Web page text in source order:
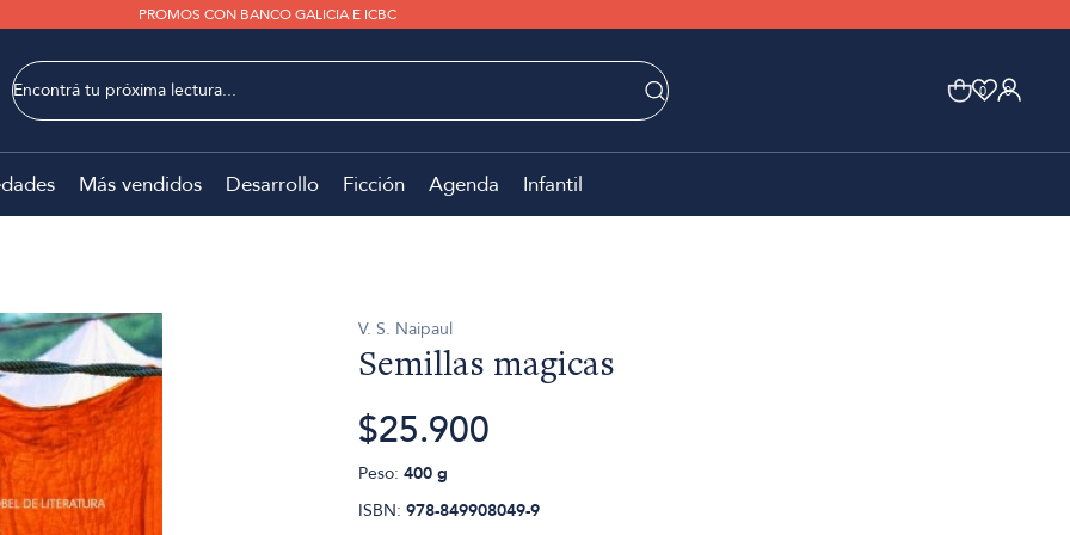
PROMOS CON BANCO GALICIA E ICBC
0 0
Más vendidos Desarrollo Ficción Agenda Infantil
V. S. Naipaul
Semillas magicas
$25.900
Peso: 400 g
ISBN: 978-849908049-9